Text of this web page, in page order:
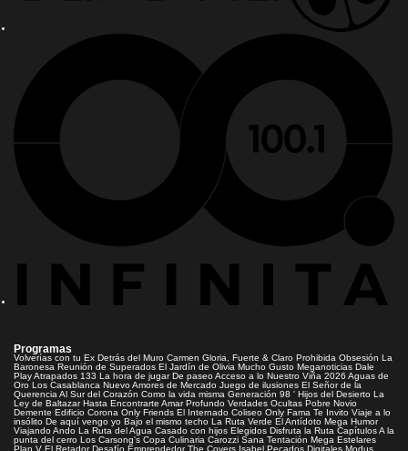
Programas
Volverías con tu Ex Detrás del Muro Carmen Gloria, Fuerte & Claro Prohibida Obsesión La
Baronesa Reunión de Superados El Jardín de Olivia Mucho Gusto Meganoticias Dale
PlayAtrapados 133 La hora de jugar De paseoAcceso a lo Nuestro Viña 2026 Aguas de
Oro Los Casablanca Nuevo Amores de Mercado Juego de ilusiones El Señor de la
Querencia Al Sur del Corazón Como la vida misma Generación 98 ' Hijos del Desierto La
Ley de Baltazar Hasta Encontrarte Amar Profundo Verdades Ocultas Pobre Novio
Demente Edificio Corona Only Friends El Internado Coliseo Only Fama Te Invito Viaje a lo
insólito De aquí vengo yo Bajo el mismo techo La Ruta Verde El Antídoto Mega Humor
Viajando Ando La Ruta del Agua Casado con hijos Elegidos Disfruta la Ruta CapítulosA la
punta del cerro Los Carsong's Copa Culinaria Carozzi Sana Tentación Mega Estelares
Plan V El Retador Desafío Emprendedor The Covers Isabel Pecados Digitales Modus